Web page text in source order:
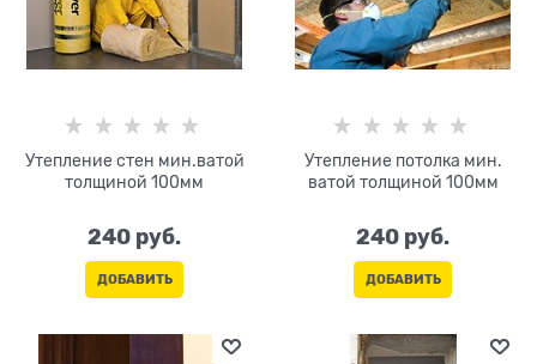
Утепление стен мин.ватой
толщиной 100мм
240 руб.
ДОБАВИТЬ
Утепление потолка мин.
ватой толщиной 100мм
240 руб.
ДОБАВИТЬ